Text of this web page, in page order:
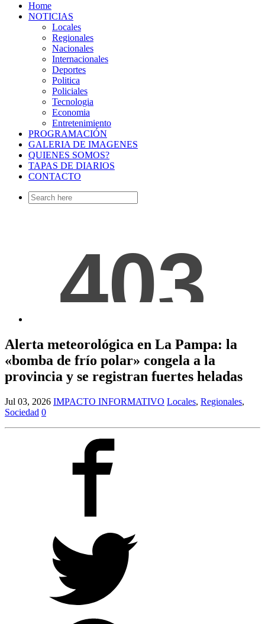
Home
NOTICIAS
Locales
Regionales
Nacionales
Internacionales
Deportes
Politica
Policiales
Tecnologia
Economia
Entretenimiento
PROGRAMACIÓN
GALERIA DE IMAGENES
QUIENES SOMOS?
TAPAS DE DIARIOS
CONTACTO
Search
for:
Alerta meteorológica en La Pampa: la
«bomba de frío polar» congela a la
provincia y se registran fuertes heladas
Jul 03, 2026 IMPACTO INFORMATIVO Locales, Regionales,
Sociedad 0